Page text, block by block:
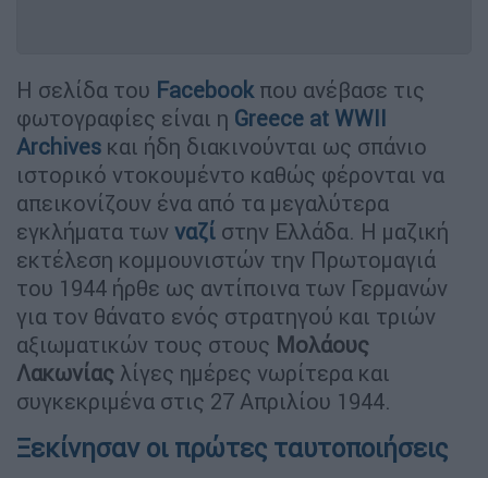
Η σελίδα του Facebook που ανέβασε τις
φωτογραφίες είναι η Greece at WWII
Archives και ήδη διακινούνται ως σπάνιο
ιστορικό ντοκουμέντο καθώς φέρονται να
απεικονίζουν ένα από τα μεγαλύτερα
εγκλήματα των ναζί στην Ελλάδα. Η μαζική
εκτέλεση κομμουνιστών την Πρωτομαγιά
του 1944 ήρθε ως αντίποινα των Γερμανών
για τον θάνατο ενός στρατηγού και τριών
αξιωματικών τους στους Μολάους
Λακωνίας λίγες ημέρες νωρίτερα και
συγκεκριμένα στις 27 Απριλίου 1944.
Ξεκίνησαν οι πρώτες ταυτοποιήσεις